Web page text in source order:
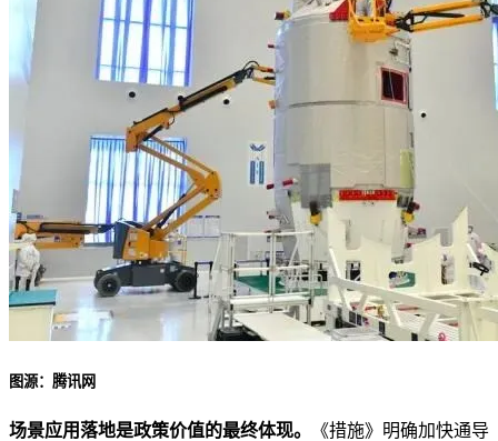
图源：腾讯网
场景应用落地是政策价值的最终体现。
《措施》明确加快通导